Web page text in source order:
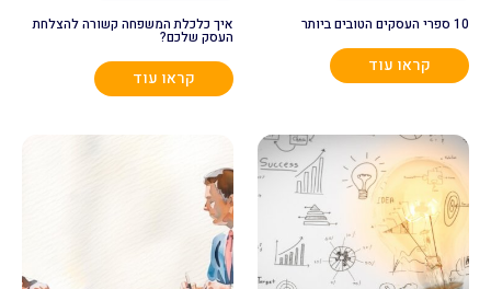
10 ספרי העסקים הטובים ביותר
קראו עוד
איך כלכלת המשפחה קשורה להצלחת
העסק שלכם?
קראו עוד